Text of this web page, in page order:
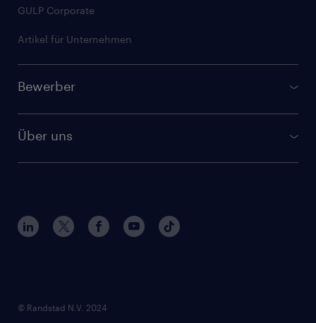
GULP Corporate
Artikel für Unternehmen
Bewerber
Jobbörse
Initiativbewerbung
Über uns
Kontakt und Standorte
Nachhaltigkeit
Netiquette
© Randstad N.V. 2024